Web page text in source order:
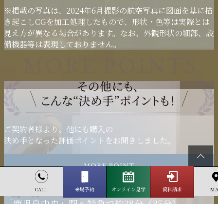
来場予約 オンライン見学 資料請求
CALL
※掲載の写真は、2024年6月撮影の航空写真に図面を基に描
き起こしCGを加工処理したもので、形状・色等は実際とは
見え方が異なる場合があります。なお、外観形状の細部、設
備機器等は表現しておりません。
ご契約者様より、他にも購入の
決め手となった評価ポイントをお聞きしました。
「鹿児島空港」へ車で19分。